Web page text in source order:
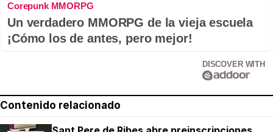
Corepunk MMORPG
Un verdadero MMORPG de la vieja escuela
¡Cómo los de antes, pero mejor!
DISCOVER WITH
Contenido relacionado